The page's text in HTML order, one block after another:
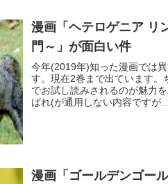
漫画「ヘテロゲニア リ
門～」が面白い件
今年(2019年)知った漫画では
す。現在2巻まで出ています。
でお試し読みされるのが魅力
ばれ(が通用しない内容ですが
漫画「ゴールデンゴー